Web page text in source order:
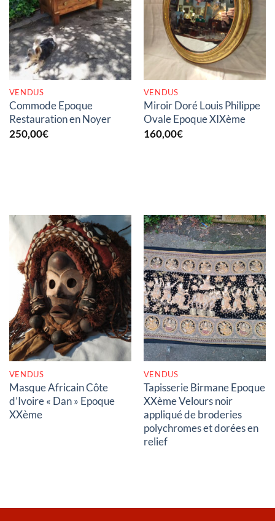
RUPTURE DE STOCK
VENDUS
Commode Epoque
Restauration en Noyer
250,00€
RUPTURE DE STOCK
VENDUS
Miroir Doré Louis Philippe
Ovale Epoque XIXème
160,00€
RUPTURE DE STOCK
VENDUS
Masque Africain Côte
d’Ivoire « Dan » Epoque
XXème
RUPTURE DE STOCK
VENDUS
Tapisserie Birmane Epoque
XXème Velours noir
appliqué de broderies
polychromes et dorées en
relief